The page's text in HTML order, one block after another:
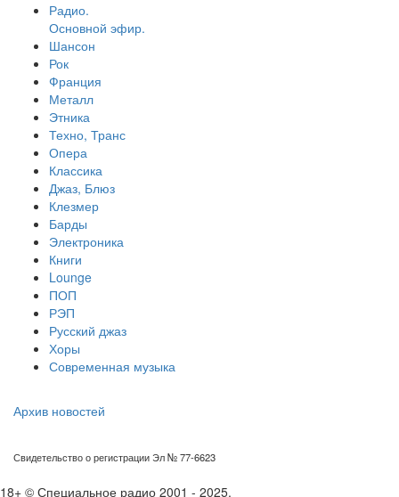
Радио.
Основной эфир.
Шансон
Рок
Франция
Металл
Этника
Техно, Транс
Опера
Классика
Джаз, Блюз
Клезмер
Барды
Электроника
Книги
Lounge
ПОП
РЭП
Русский джаз
Хоры
Современная музыка
Архив новостей
Свидетельство о регистрации Эл № 77-6623
18+ © Специальное радио 2001 - 2025.